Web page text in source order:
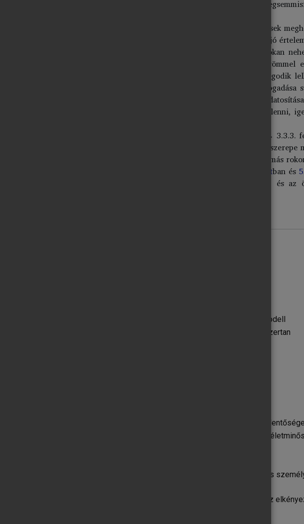
építő vita nagyon hasznos, ha nem a másikat, mint embert akarjuk
magatartásmódot szeretnénk megváltoztatni.
a
is. Ennek formái a probléma megértése, a döntések
nehéz helyzetekből más emberként, más családként kerülünk ki, jó
konfliktus megoldási mód, egyben az összetartó erőt is fokozza. Sokan
a férfiakra jellemző. Tanuljunk meg és tanítsunk meg kérni, és örömmel
az az ember lekötelezett inkább, aki adhat, hiszen ezáltal ő gazdagodik
hogy ne kelljen hálát, lekötelezettséget érezniük. A hála, a segítség elfogadása
készsége, amely tudatosan fejleszthető, tanulható és tanítható. Annak
rokonainkra, hogy nehéz helyzeteken nélkülük alig tudnánk úrrá lenni,
a
kérdéskörével (Kovács és Jeszenszky → 3.3.3.
idős kor egyik alapfeltétele, hogy legyen kinek adniuk. a nagyszülők szerepe
ha lehetőséget adunk nekik, hogy segítsenek. Gyakran a nagyszülő, vagy más
szülőktől nem kap meg a gyermek (
5.1.1-1. táblázatban és
hogy a különböző családtagoktól kapott támogatás összeadódik, és az
fejezet. Bevezetés: Interdiszciplináris (magatartástudományi) életminőség modell
fejezet. A magyar népesség életminőségének vizsgálatára alkalmazott módszertan
5.1.1.2. A kölcsönös, életre szóló elköteleződés, érzelmi biztonság jelentősége
5.1.1.3. Hogyan függ össze az erős családi összetartozás élmény az
5.1.1.6. A család az érett, hosszú távú tervezésre, kapcsolatokra képes
5.1.1.7. Személyiségzavarok: a család működészavarainak terméke, az